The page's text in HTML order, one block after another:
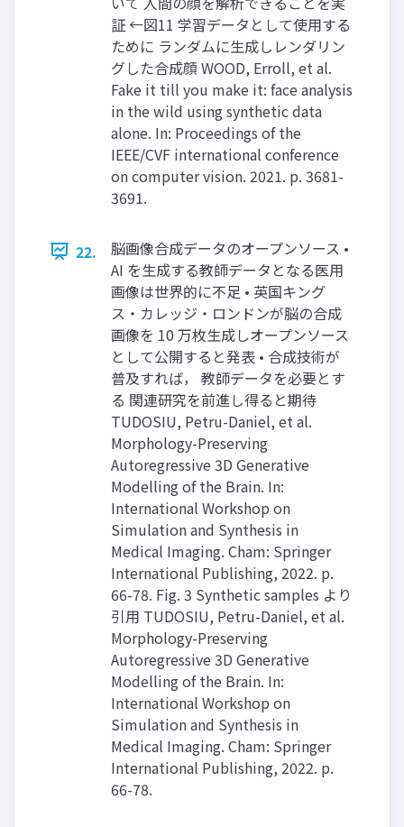
証 ←図11 学習データとして使⽤する
ために ランダムに⽣成しレンダリン
グした合成顔 WOOD, Erroll, et al.
Fake it till you make it: face analysis
in the wild using synthetic data
alone. In: Proceedings of the
IEEE/CVF international conference
on computer vision. 2021. p. 3681-
3691.
22.
脳画像合成データのオープンソース •
AI を⽣成する教師データとなる医⽤
画像は世界的に不⾜ • 英国キング
ス・カレッジ・ロンドンが脳の合成
画像を 10 万枚⽣成しオープンソース
として公開すると発表 • 合成技術が
普及すれば， 教師データを必要とす
る 関連研究を前進し得ると期待
TUDOSIU, Petru-Daniel, et al.
Morphology-Preserving
Autoregressive 3D Generative
Modelling of the Brain. In:
International Workshop on
Simulation and Synthesis in
Medical Imaging. Cham: Springer
International Publishing, 2022. p.
66-78. Fig. 3 Synthetic samples より
引⽤ TUDOSIU, Petru-Daniel, et al.
Morphology-Preserving
Autoregressive 3D Generative
Modelling of the Brain. In:
International Workshop on
Simulation and Synthesis in
Medical Imaging. Cham: Springer
International Publishing, 2022. p.
66-78.